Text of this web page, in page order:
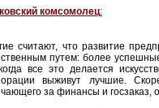
комсомолец:
считают, что развитие
путем: более
все это делается
выживут лучшие.
за финансы и госзаказ,